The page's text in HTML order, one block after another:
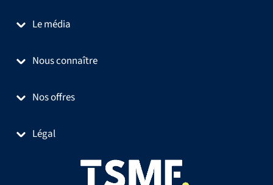
Le média
Nous connaître
Nos offres
Légal